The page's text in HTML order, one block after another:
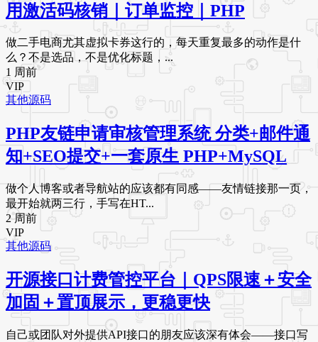
用激活码核销｜订单监控｜PHP
做二手电商尤其虚拟卡券这行的，每天重复最多的动作是什
么？不是选品，不是优化标题，...
1 周前
VIP
其他源码
PHP友链申请审核管理系统 分类+邮件通
知+SEO提交+一套原生 PHP+MySQL
做个人博客或者导航站的应该都有同感——友情链接那一页，
最开始就两三行，手写在HT...
2 周前
VIP
其他源码
开源接口计费管控平台｜QPS限速＋安全
加固＋置顶展示，更稳更快
自己或团队对外提供API接口的朋友应该深有体会——接口写